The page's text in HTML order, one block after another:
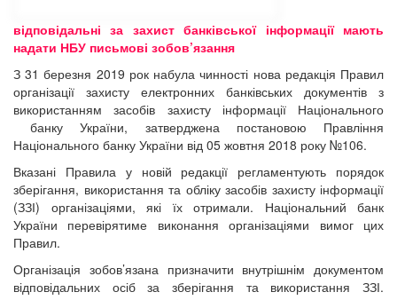
відповідальні за захист банківської інформації мають
надати НБУ письмові зобов’язання
З 31 березня 2019 рок набула чинності нова редакція Правил
організації захисту електронних банківських документів з
використанням засобів захисту інформації Національного
банку України, затверджена постановою Правління
Національного банку України від 05 жовтня 2018 року №106.
Вказані Правила у новій редакції регламентують порядок
зберігання, використання та обліку засобів захисту інформації
(ЗЗІ) організаціями, які їх отримали. Національний банк
України перевірятиме виконання організаціями вимог цих
Правил.
Організація зобов’язана призначити внутрішнім документом
відповідальних осіб за зберігання та використання ЗЗІ.